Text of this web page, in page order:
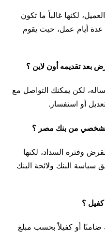
لكنها غالباً ما تكون
أيام عمل، حيث يقوم
بعد تقديمه أون لاين ؟
لكن يمكنك التواصل مع
أو استفسار.
من بنك مصر ؟
وفترة السداد، لكنها
سياسة البنك ولائحة البنك
؟
أو كفيلاً بحسب مبلغ